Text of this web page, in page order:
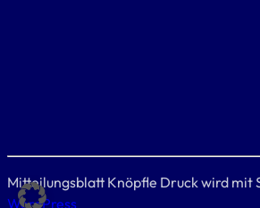
Mitteilungsblatt Knöpfle Druck wird mit
WordPress